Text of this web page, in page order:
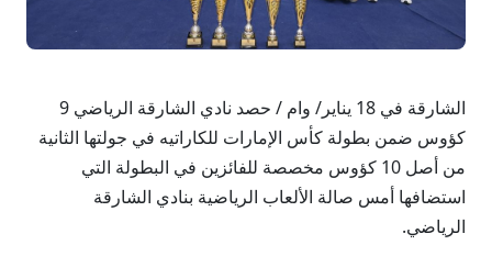
الشارقة في 18 يناير/ وام / حصد نادي الشارقة الرياضي 9
كؤوس ضمن بطولة كأس الإمارات للكاراتيه في جولتها الثانية
من أصل 10 كؤوس مخصصة للفائزين في البطولة التي
استضافها أمس صالة الألعاب الرياضية بنادي الشارقة
الرياضي.